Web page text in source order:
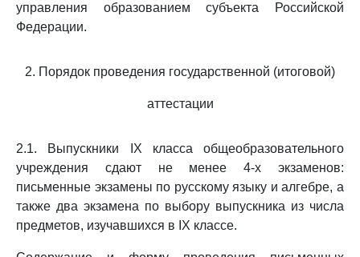
управления образованием субъекта Российской
Федерации.
2. Порядок проведения государственной (итоговой)
аттестации
2.1. Выпускники IX класса общеобразовательного
учреждения сдают не менее 4-х экзаменов:
письменные экзамены по русскому языку и алгебре, а
также два экзамена по выбору выпускника из числа
предметов, изучавшихся в IX классе.